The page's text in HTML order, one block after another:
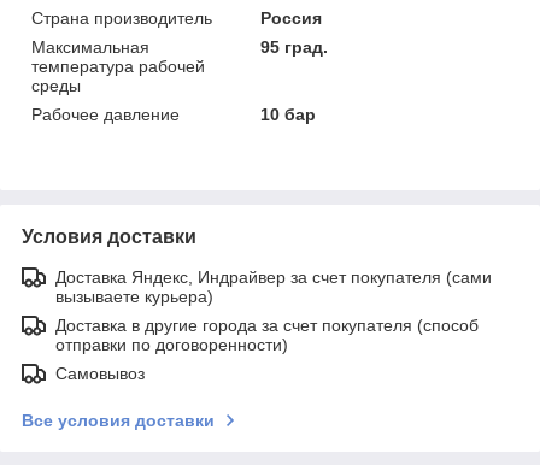
Страна производитель
Россия
Максимальная
температура рабочей
среды
95 град.
Рабочее давление 10 бар
Условия доставки
Доставка Яндекс, Индрайвер за счет покупателя (сами
вызываете курьера)
Доставка в другие города за счет покупателя (способ
отправки по договоренности)
Самовывоз
Все условия доставки